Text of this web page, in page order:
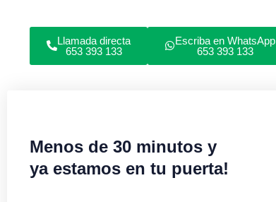
Llamada directa
653 393 133
Escriba en WhatsApp
653 393 133
Menos de 30 minutos y
ya estamos en tu puerta!